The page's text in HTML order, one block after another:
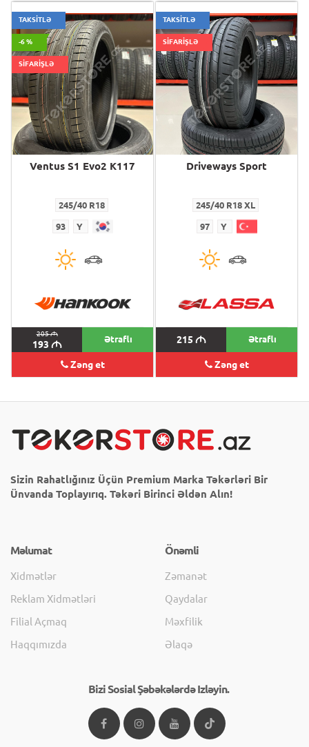
TAKSİTLƏ
-6 %
SİFARİŞLƏ
Ventus S1 Evo2 K117
245/40 R18
93 Y
205M
193 M Ətraflı
Zəng et
TAKSİTLƏ
SİFARİŞLƏ
Driveways Sport
245/40 R18 XL
97 Y
215 M Ətraflı
Zəng et
Sizin Rahatlığınız Üçün Premium Marka Təkərləri Bir
Ünvanda Toplayırıq. Təkəri Birinci Əldən Alın!
Məlumat
Xidmətlər
Reklam Xidmətləri
Filial Açmaq
Haqqımızda
Önəmli
Zəmanət
Qaydalar
Məxfilik
Əlaqə
Bizi Sosial Şəbəkələrdə Izləyin.